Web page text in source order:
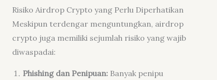
Risiko Airdrop Crypto yang Perlu Diperhatikan
Meskipun terdengar menguntungkan, airdrop
crypto juga memiliki sejumlah risiko yang wajib
diwaspadai:
Phishing dan Penipuan: Banyak penipu